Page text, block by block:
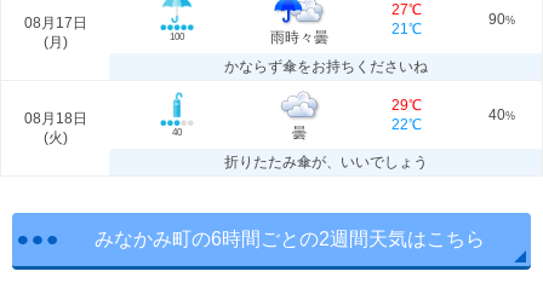
08月17日
(月 ) 100 雨時々曇
27℃
21℃
90%
かならず傘をお持ちくださいね
08月18日
(火) 40 曇
29℃
22℃
40%
折りたたみ傘が、いいでしょう
みなかみ町の6時間ごとの2週間天気はこちら